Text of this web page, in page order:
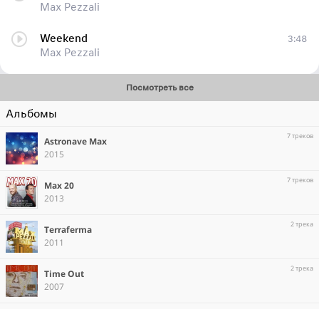
Max Pezzali
Weekend
Max Pezzali
3:48
Посмотреть все
Альбомы
Astronave Max
2015
7 треков
Max 20
2013
7 треков
Terraferma
2011
2 трека
Time Out
2007
2 трека